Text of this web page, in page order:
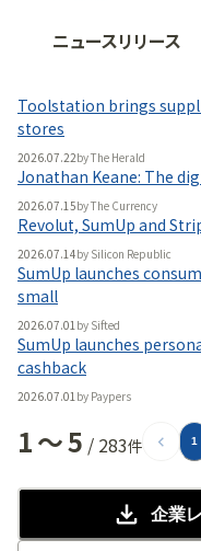
法人向け情報プ
無料で使っ
ニュースリリース
Toolstation brings
stores
2026.07.22byThe Herald
Jonathan Keane: The
2026.07.15byThe Currency
Revolut, SumUp and
2026.07.14by Silicon Republic
SumUp launches
small
2026.07.01by Sifted
SumUp launches
cashback
2026.07.01by Paypers
1〜5 / 283件 1
企業